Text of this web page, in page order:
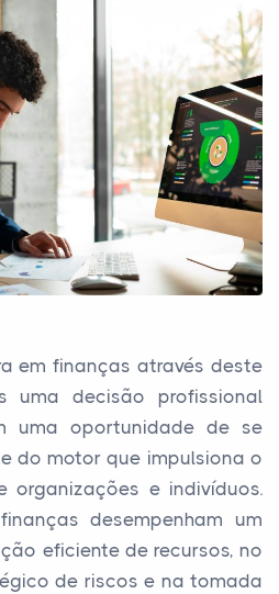
em finanças através deste
uma decisão profissional
uma oportunidade de se
do motor que impulsiona o
organizações e indivíduos.
desempenham um
eficiente de recursos, no
de riscos e na tomada